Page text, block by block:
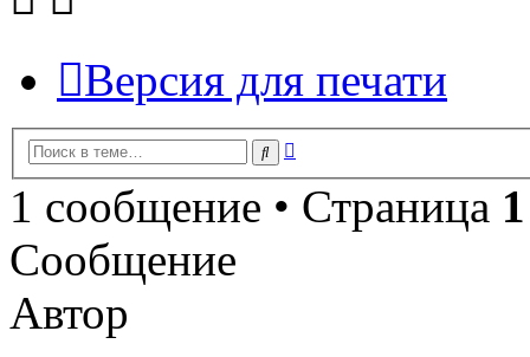
Версия для печати
Поиск
1 сообщение • Страница 1
Сообщение
Автор